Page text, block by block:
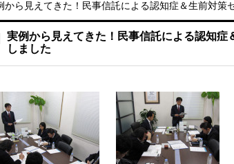
から見えてきた！民事信託による認知症＆生前対策
実例から見えてきた！民事信託による認知
しました